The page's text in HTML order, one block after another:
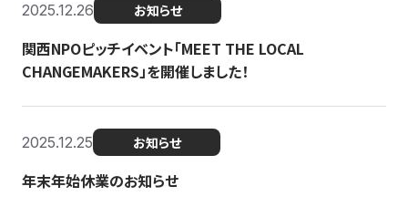
2025.12.26 お知らせ
関西NPOピッチイベント「MEET THE LOCAL
CHANGEMAKERS」を開催しました！
2025.12.25 お知らせ
年末年始休業のお知らせ